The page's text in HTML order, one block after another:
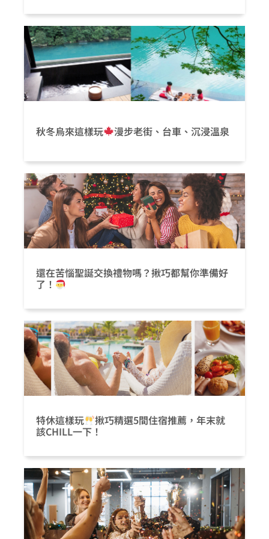
秋冬烏來這樣玩 漫步老街、台車、沉浸溫泉
還在苦惱聖誕交換禮物嗎？揪巧都幫你準備好
了！
特休這樣玩 揪巧精選5間住宿推薦，年末就
該CHILL一下！